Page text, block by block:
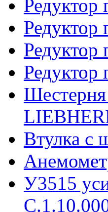
Редуктор
Редуктор
Редуктор
Шестерня
Втулка с
У3515